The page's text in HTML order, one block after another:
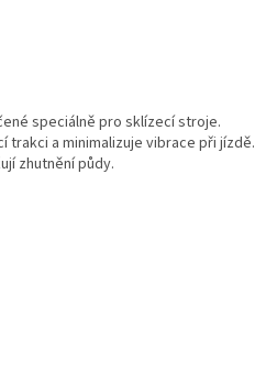
speciálně pro sklízecí stroje.
trakci a minimalizuje vibrace při jízdě.
zhutnění půdy.